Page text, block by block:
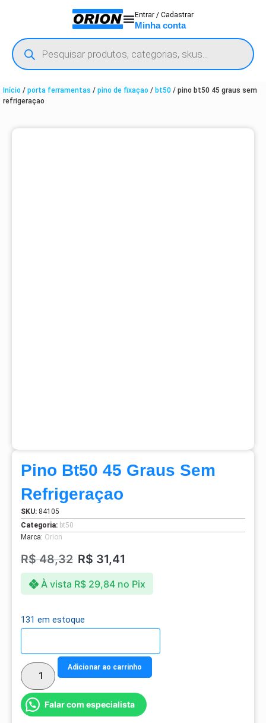
Entrar / Cadastrar
Minha conta
Início / porta ferramentas / pino de fixaçao / bt50 / pino bt50 45 graus sem
refrigeraçao
Pino Bt50 45 Graus Sem
Refrigeraçao
SKU: 84105
Categoria: bt50
Marca: Orion
R$48,32 R$ 31,41
À vista R$29,84 no Pix
131 em estoque
Adicionar ao carrinho
Falar com especialista